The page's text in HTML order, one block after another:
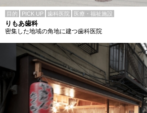
目的 PICK UP 歯科医院 医療・福祉施設
りもあ歯科
密集した地域の角地に建つ歯科医院